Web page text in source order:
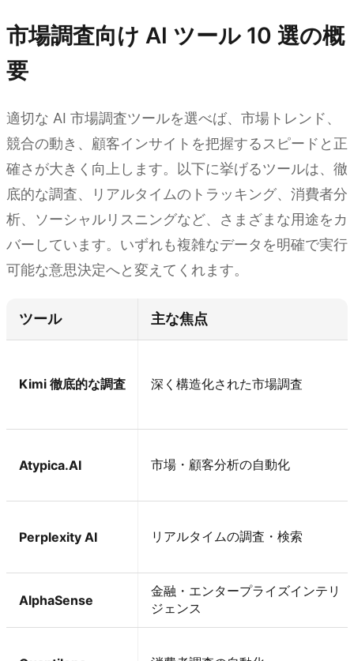
市場調査向け AI ツール 10 選の概
要
適切な AI 市場調査ツールを選べば、市場トレンド、
競合の動き、顧客インサイトを把握するスピードと正
確さが大きく向上します。以下に挙げるツールは、徹
底的な調査、リアルタイムのトラッキング、消費者分
析、ソーシャルリスニングなど、さまざまな用途をカ
バーしています。いずれも複雑なデータを明確で実行
可能な意思決定へと変えてくれます。
ツール 主な焦点
Kimi 徹底的な調査 深く構造化された市場調査
Atypica.AI 市場・顧客分析の自動化
Perplexity AI リアルタイムの調査・検索
AlphaSense
金融・エンタープライズインテリ
ジェンス